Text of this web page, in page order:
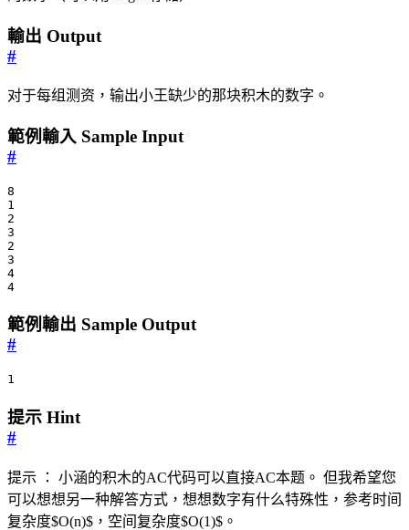
輸出 Output
#
对于每组测资，输出小王缺少的那块积木的数字。
範例輸入 Sample Input
#
4
範例輸出 Sample Output
#
1
提示 Hint
#
提示 ： 小涵的积木的AC代码可以直接AC本题。 但我希望您
可以想想另一种解答方式，想想数字有什么特殊性，参考时间
复杂度$O(n)$，空间复杂度$O(1)$。